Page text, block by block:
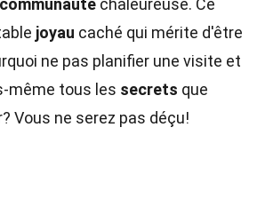
communauté chaleureuse. Ce
joyau caché qui mérite d'être
ne pas planifier une visite et
même tous les secrets que
Vous ne serez pas déçu!